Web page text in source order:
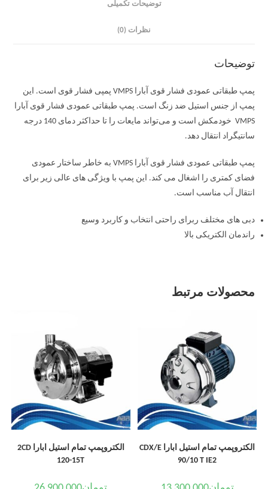
توضیحات تکمیلی
نظرات (0)
توضیحات
پمپ طبقاتی عمودی فشار قوی آبارا VMPS پمپی فشار قوی است. این
پمپ از جنس استیل ضد زنگ است. پمپ طبقاتی عمودی فشار قوی آبارا
VMPS خودمکش است و می‌تواند مایعات را تا حداکثر دمای 140 درجه
سانتیگراد انتقال دهد.
پمپ طبقاتی عمودی فشار قوی آبارا VMPS به خاطر ساختار عمودی
فضای کمتری را اشغال می کند. این پمپ با ویژگی های عالی زیر برای
انتقال آب مناسب است.
دبی های مختلف ربرای راحتی انتخاب و کاربرد وسیع
راندمان الکتریکی بالا
محصولات مرتبط
الکتروپمپ تمام استیل ابارا CDX/E
90/10 T IE2
الکتروپمپ تمام استیل ابارا 2CD
120-15T